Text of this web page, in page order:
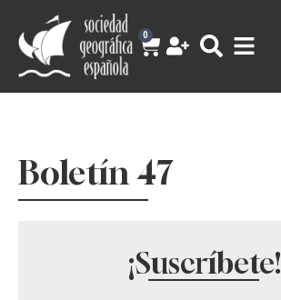
0
Boletín 47
¡Suscríbete!